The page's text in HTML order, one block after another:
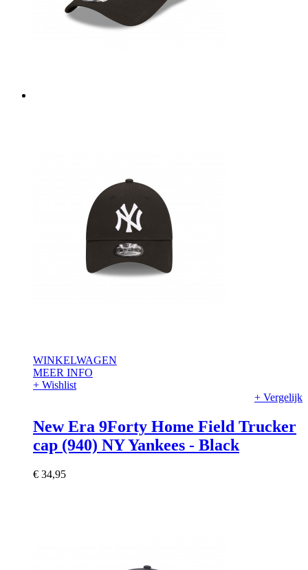
WINKELWAGEN
MEER INFO
+ Wishlist
+ Vergelijk
New Era 9Forty Home Field Trucker
cap (940) NY Yankees - Black
€ 34,95